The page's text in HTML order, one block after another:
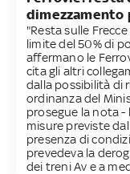
dimezzamento
"Resta sulle
limite del 50% di
affermano le
cita gli altri
dalla possibilità di
ordinanza del
prosegue la nota
misure previste
presenza di
prevedeva la
dei treni Av e a